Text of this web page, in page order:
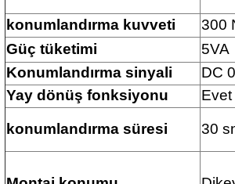
konumlandırma kuvveti
300
Güç tüketimi
5VA
Konumlandırma sinyali
DC
Yay dönüş fonksiyonu
konumlandırma süresi 30